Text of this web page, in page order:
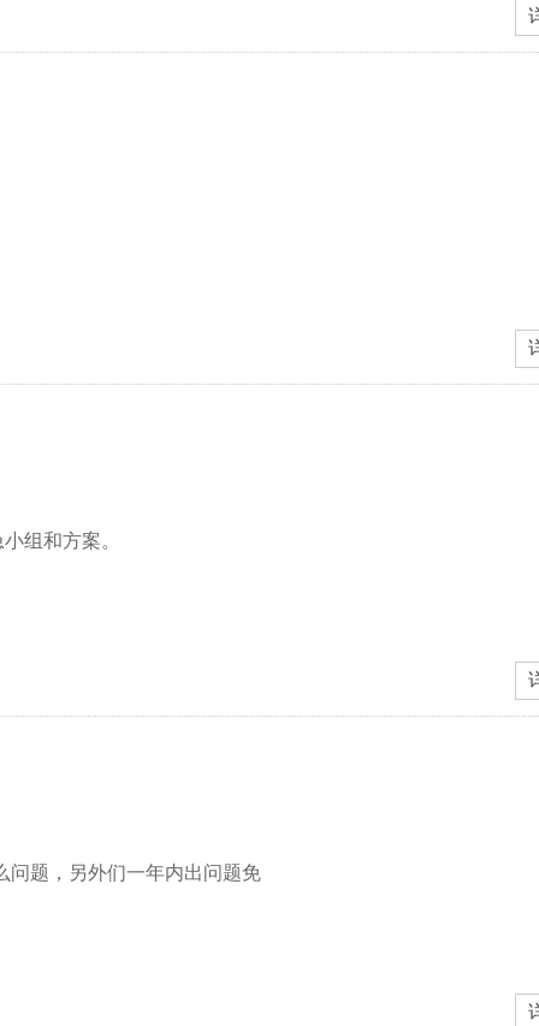
组和方案。
问题，另外们一年内出问题免